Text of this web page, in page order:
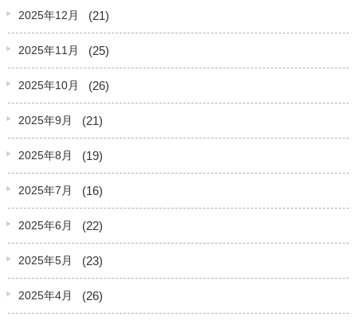
2025年12月 (21)
2025年11月 (25)
2025年10月 (26)
2025年9月 (21)
2025年8月 (19)
2025年7月 (16)
2025年6月 (22)
2025年5月 (23)
2025年4月 (26)